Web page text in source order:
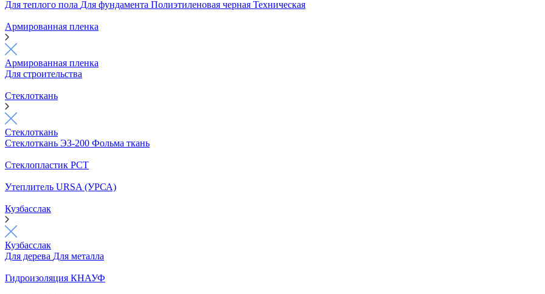
Для теплого пола Для фундамента Полиэтиленовая черная Техническая
Армированная пленка
Армированная пленка
Для строительства
Стеклоткань
Стеклоткань
Стеклоткань ЭЗ-200 Фольма ткань
Стеклопластик РСТ
Утеплитель URSA (УРСА)
Кузбасслак
Кузбасслак
Для дерева Для металла
Гидроизоляция КНАУФ